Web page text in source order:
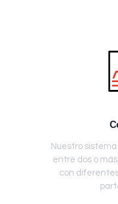
Nuestro
entre dos o
con